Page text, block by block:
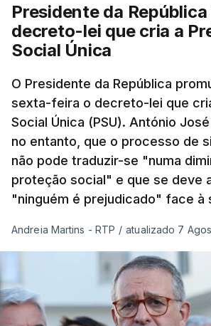
Presidente da
decreto-lei que cria a
Social Única
O Presidente da República
sexta-feira o decreto-lei que
Social Única (PSU). António
no entanto, que o processo de
não pode traduzir-se "numa
proteção social" e que se deve
"ninguém é prejudicado" face à
Andreia Martins - RTP / atualizado 7